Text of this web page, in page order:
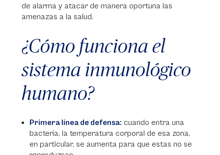
de alarma y atacar de manera oportuna las
amenazas a la salud.
¿Cómo funciona el
sistema inmunológico
humano?
Primera línea de defensa: cuando entra una
bacteria, la temperatura corporal de esa zona,
en particular, se aumenta para que estas no se